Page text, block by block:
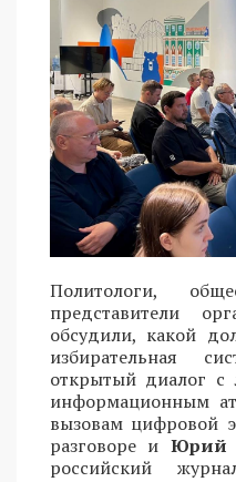
Политологи,
представители
обсудили, какой
избирательная
открытый диалог с
информационным
вызовам цифровой
разговоре и Юрий
российский